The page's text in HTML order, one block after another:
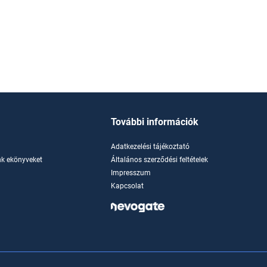
ekönyveket
További információk
Adatkezelési tájékoztató
Általános szerződési feltételek
Impresszum
Kapcsolat